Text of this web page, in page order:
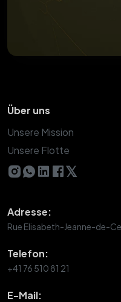
Über uns
Unsere Mission
Unsere Flotte
𝕏
Adresse:
Rue Elisabeth-Jeanne-de-
Telefon:
+41 76 510 81 21
E-Mail: